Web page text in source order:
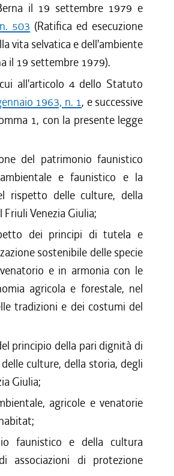
il 19 settembre 1979 e
503 (Ratifica ed esecuzione
vita selvatica e dell'ambiente
il 19 settembre 1979).
all'articolo 4 dello Statuto
1963, n. 1, e successive
1, con la presente legge
del patrimonio faunistico
e faunistico e la
rispetto delle culture, della
Venezia Giulia;
dei principi di tutela e
sostenibile delle specie
e in armonia con le
agricola e forestale, nel
tradizioni e dei costumi del
principio della pari dignità di
culture, della storia, degli
Giulia;
agricole e venatorie
faunistico e della cultura
associazioni di protezione